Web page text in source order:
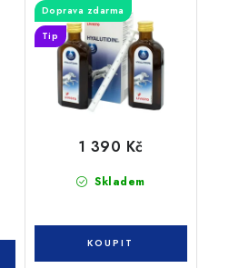
Doprava zdarma
Tip
Skladem
1 390 Kč